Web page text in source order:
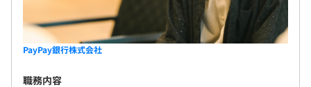
PayPay銀行株式会社
職務内容